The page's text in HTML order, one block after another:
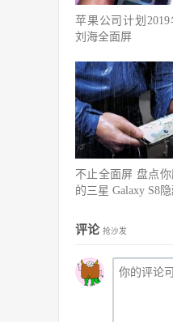
苹果公司计划
刘海全面屏
不止全面屏 盘点
的三星 Galaxy S8
评论 抢沙发